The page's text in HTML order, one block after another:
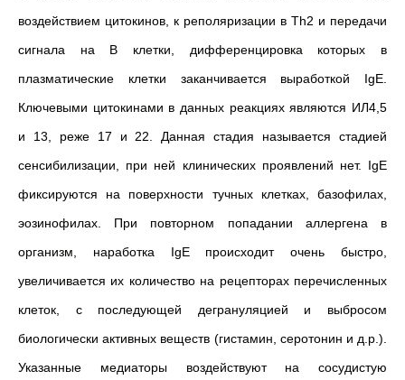
воздействием цитокинов, к реполяризации в Th2 и передачи
сигнала на В клетки, дифференцировка которых в
плазматические клетки заканчивается выработкой IgE.
Ключевыми цитокинами в данных реакциях являются ИЛ4,5
и 13, реже 17 и 22. Данная стадия называется стадией
сенсибилизации, при ней клинических проявлений нет. IgE
фиксируются на поверхности тучных клетках, базофилах,
эозинофилах. При повторном попадании аллергена в
организм, наработка IgE происходит очень быстро,
увеличивается их количество на рецепторах перечисленных
клеток, с последующей дегрануляцией и выбросом
биологически активных веществ (гистамин, серотонин и д.р.).
Указанные медиаторы воздействуют на сосудистую